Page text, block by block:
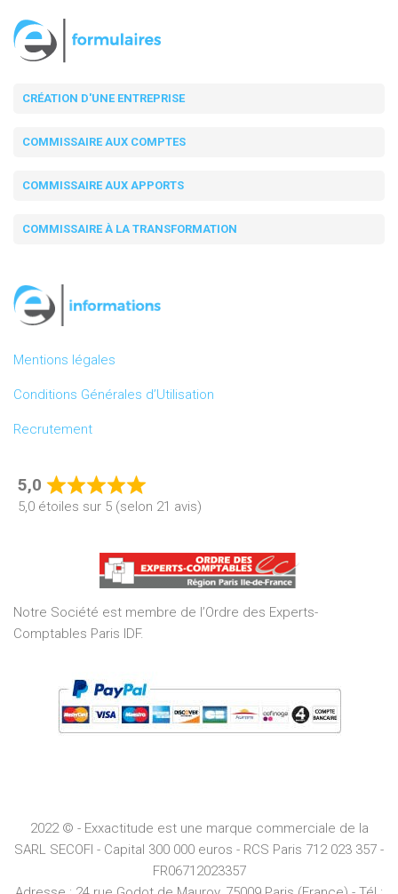
CRÉATION D'UNE ENTREPRISE
COMMISSAIRE AUX COMPTES
COMMISSAIRE AUX APPORTS
COMMISSAIRE À LA TRANSFORMATION
Mentions légales
Conditions Générales d’Utilisation
Recrutement
5,0
Rated
5,0
of
5
5,0 étoiles sur 5 (selon 21 avis)
Notre Société est membre de l’Ordre des Experts-
Comptables Paris IDF.
2022 © - Exxactitude est une marque commerciale de la
SARL SECOFI - Capital 300 000 euros - RCS Paris 712 023 357 -
FR06712023357